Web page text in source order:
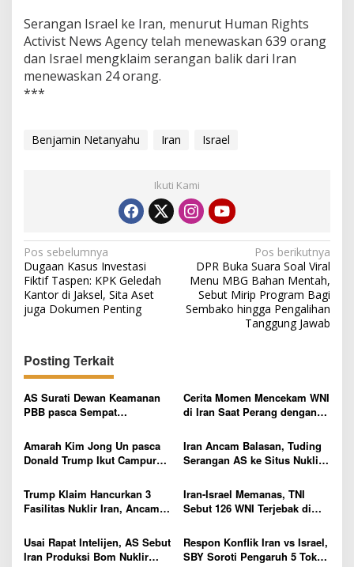
Serangan Israel ke Iran, menurut Human Rights
Activist News Agency telah menewaskan 639 orang
dan Israel mengklaim serangan balik dari Iran
menewaskan 24 orang.
***
Benjamin Netanyahu Iran Israel
Ikuti Kami
N
a
v
i
a
s
i
o
Pos sebelumnya
Dugaan Kasus Investasi
Fiktif Taspen: KPK Geledah
Kantor di Jaksel, Sita Aset
juga Dokumen Penting
Pos berikutnya
DPR Buka Suara Soal Viral
Menu MBG Bahan Mentah,
Sebut Mirip Program Bagi
Sembako hingga Pengalihan
Tanggung Jawab
Posting Terkait
AS Surati Dewan Keamanan
PBB pasca Sempat
Iran
Cerita Momen Mencekam WNI
di Iran Saat Perang dengan
Serangan
Amarah Kim Jong Un pasca
Donald Trump Ikut Campur
Sebagai Langkah Sembrono
Iran Ancam Balasan, Tuding
Serangan AS ke Situs Nuklir
Trump Klaim Hancurkan 3
Fasilitas Nuklir Iran, Ancam
Damai Ditolak
Iran-Israel Memanas, TNI
Sebut 126 WNI Terjebak di
Dievakuasi
Usai Rapat Intelijen, AS Sebut
Iran Produksi Bom Nuklir
Respon Konflik Iran vs Israel,
SBY Soroti Pengaruh 5 Tokoh